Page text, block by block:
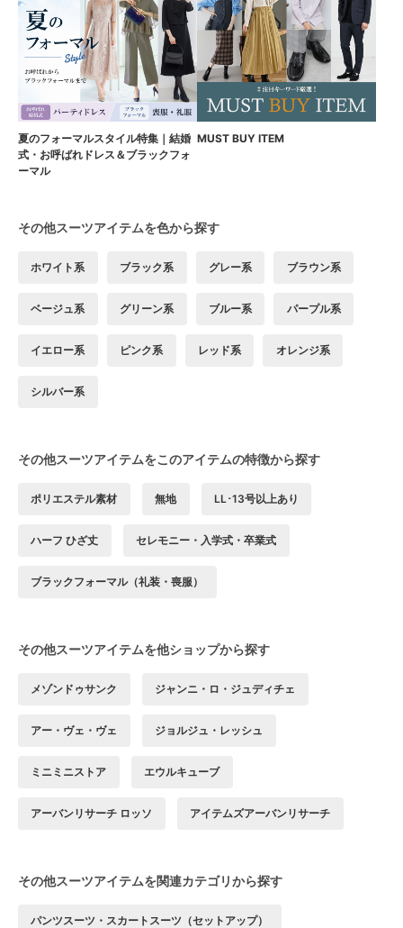
夏のフォーマルスタイル特集｜結婚
式・お呼ばれドレス＆ブラックフォ
ーマル
MUST BUY ITEM
その他スーツアイテムを色から探す
ホワイト系 ブラック系 グレー系 ブラウン系
ベージュ系 グリーン系 ブルー系 パープル系
イエロー系 ピンク系 レッド系 オレンジ系
シルバー系
その他スーツアイテムをこのアイテムの特徴から探す
ポリエステル素材 無地 LL･13号以上あり
ハーフ ひざ丈 セレモニー・入学式・卒業式
ブラックフォーマル（礼装・喪服）
その他スーツアイテムを他ショップから探す
メゾンドゥサンク ジャンニ・ロ・ジュディチェ
アー・ヴェ・ヴェ ジョルジュ・レッシュ
ミニミニストア エウルキューブ
アーバンリサーチ ロッソ アイテムズアーバンリサーチ
その他スーツアイテムを関連カテゴリから探す
パンツスーツ・スカートスーツ（セットアップ）